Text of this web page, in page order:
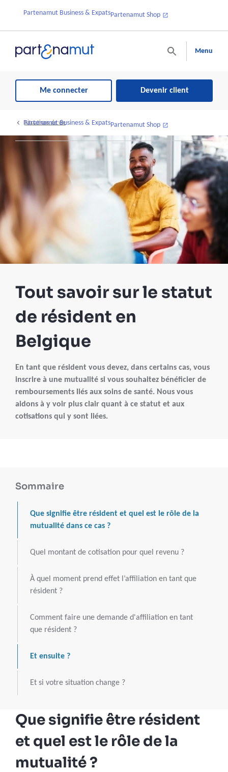
Partenamut Business & ExpatsPartenamut Shop
Menu
Me connecter Devenir client
Partenamut Business & ExpatsPartenamut Shop
Situations de vie
Tout savoir sur le statut
de résident en
Belgique
En tant que résident vous devez, dans certains cas, vous
inscrire à une mutualité si vous souhaitez bénéficier de
remboursements liés aux soins de santé. Nous vous
aidons à y voir plus clair quant à ce statut et aux
cotisations qui y sont liées.
Sommaire
Que signifie être résident et quel est le rôle de la
mutualité dans ce cas ?
Quel montant de cotisation pour quel revenu ?
À quel moment prend effet l’affiliation en tant que
résident ?
Comment faire une demande d'affiliation en tant
que résident ?
Et ensuite ?
Et si votre situation change ?
Que signifie être résident
et quel est le rôle de la
mutualité ?